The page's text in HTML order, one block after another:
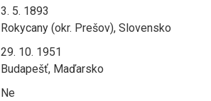
3. 5. 1893
Rokycany (okr. Prešov), Slovensko
29. 10. 1951
Budapešť, Maďarsko
Ne